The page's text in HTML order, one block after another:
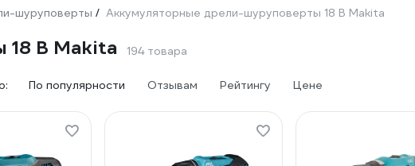
шуруповерты / Аккумуляторные дрели-шуруповерты 18 В Makita
18 В Makita 194 товара
По популярности Отзывам Рейтингу Цене